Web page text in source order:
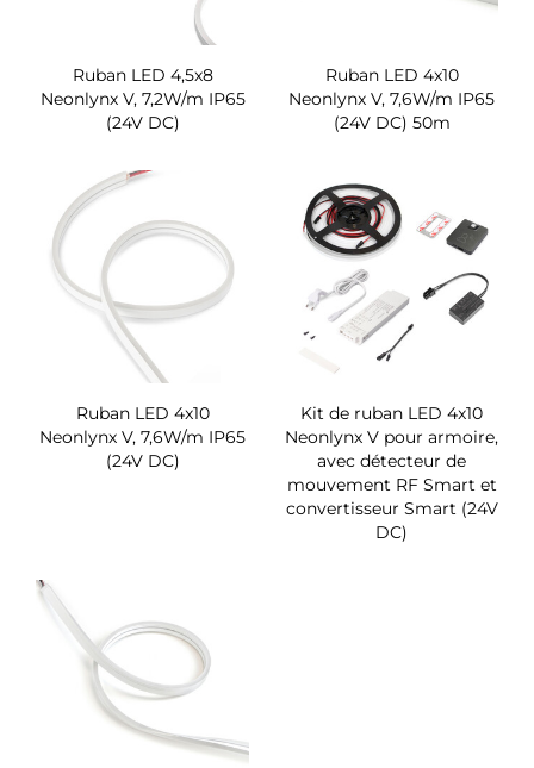
Ruban LED 4,5x8
Neonlynx V, 7,2W/m IP65
(24V DC)
Ruban LED 4x10
Neonlynx V, 7,6W/m IP65
(24V DC) 50m
Ruban LED 4x10
Neonlynx V, 7,6W/m IP65
(24V DC)
Kit de ruban LED 4x10
Neonlynx V pour armoire,
avec détecteur de
mouvement RF Smart et
convertisseur Smart (24V
DC)